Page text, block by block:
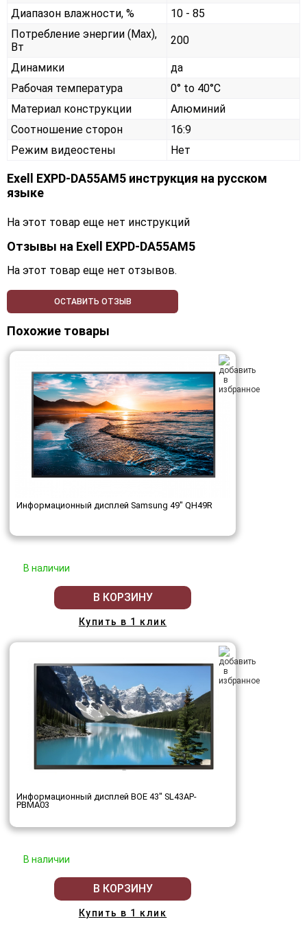
Диапазон влажности, %
10 - 85
Потребление энергии (Max),
Вт
200
Динамики
да
Рабочая температура
0° to 40°C
Материал конструкции
Алюминий
Соотношение сторон
16:9
Режим видеостены
Нет
Exell EXPD-DA55AM5 инструкция на русском
языке
На этот товар еще нет инструкций
Отзывы на Exell EXPD-DA55AM5
На этот товар еще нет отзывов.
ОСТАВИТЬ ОТЗЫВ
Похожие товары
Информационный дисплей Samsung 49" QH49R
В наличии
В КОРЗИНУ
Купить в 1 клик
Информационный дисплей BOE 43" SL43AP-
PBMA03
В наличии
В КОРЗИНУ
Купить в 1 клик